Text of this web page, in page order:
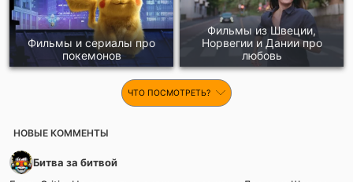
Фильмы и сериалы про
покемонов
Фильмы из Швеции,
Норвегии и Дании про
любовь
ЧТО ПОСМОТРЕТЬ?
НОВЫЕ КОММЕНТЫ
Битва за битвой